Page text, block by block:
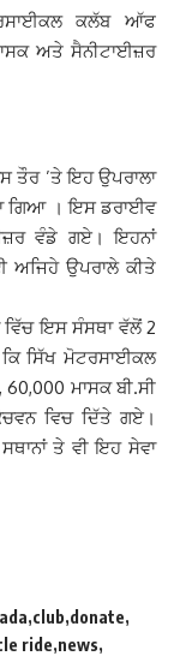
ਕਲੱਬ ਆੱਫ
ਅਤੇ ਸੈਨੀਟਾਈਜ਼ਰ
ਤੌਰ ’ਤੇ ਇਹ ਉਪਰਾਲਾ
ਗਿਆ । ਇਸ ਡਰਾਈਵ
ਵੰਡੇ ਗਏ। ਇਹਨਾਂ
ਅਜਿਹੇ ਉਪਰਾਲੇ ਕੀਤੇ
ਇਸ ਸੰਸਥਾ ਵੱਲੋਂ 2
ਸਿੱਖ ਮੋਟਰਸਾਈਕਲ
ਮਾਸਕ ਬੀ.ਸੀ
ਵਿਚ ਦਿੱਤੇ ਗਏ।
ਤੇ ਵੀ ਇਹ ਸੇਵਾ
club donate
ride news